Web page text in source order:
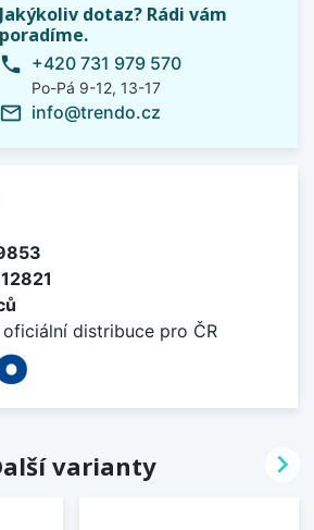
Jakýkoliv dotaz? Rádi vám
phone +420 731 979 570
Po-Pá 9-12, 13-17
mail_outline info@trendo.cz
distribuce pro ČR
varianty 